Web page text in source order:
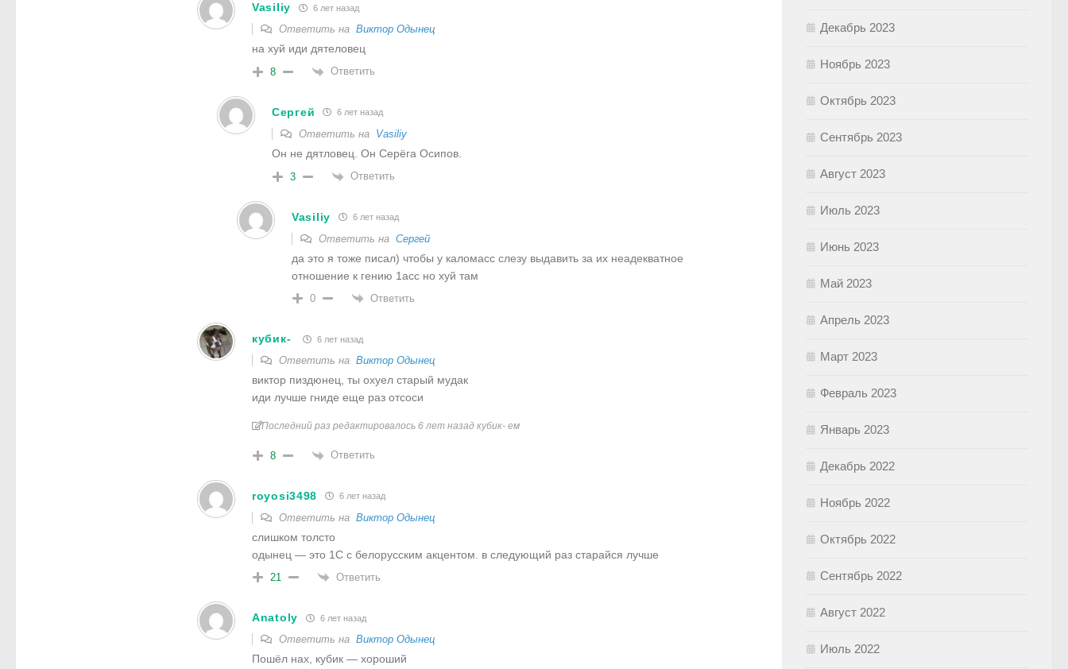
Vasiliy 6 лет назад
Ответить на Виктор Одынец
на хуй иди дятеловец
8 Ответить
Сергей 6 лет назад
Ответить на Vasiliy
Он не дятловец. Он Серёга Осипов.
3 Ответить
Vasiliy 6 лет назад
Ответить на Сергей
да это я тоже писал) чтобы у каломасс слезу выдавить за их неадекватное
отношение к гению 1асс но хуй там
0 Ответить
кубик- 6 лет назад
Ответить на Виктор Одынец
виктор пиздюнец, ты охуел старый мудак
иди лучше гниде еще раз отсоси
Последний раз редактировалось 6 лет назад кубик- ем
8 Ответить
royosi3498 6 лет назад
Ответить на Виктор Одынец
слишком толсто
одынец — это 1С с белорусским акцентом. в следующий раз старайся лучше
21 Ответить
Anatoly 6 лет назад
Ответить на Виктор Одынец
Пошёл нах, кубик — хороший
Декабрь 2023
Ноябрь 2023
Октябрь 2023
Сентябрь 2023
Август 2023
Июль 2023
Июнь 2023
Май 2023
Апрель 2023
Март 2023
Февраль 2023
Январь 2023
Декабрь 2022
Ноябрь 2022
Октябрь 2022
Сентябрь 2022
Август 2022
Июль 2022